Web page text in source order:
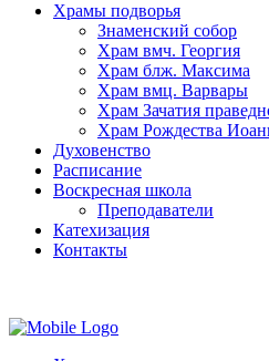
Храмы подворья
Знаменский собор
Храм вмч. Георгия
Храм блж. Максима
Храм вмц. Варвары
Храм Зачатия
Храм Рождества
Духовенство
Расписание
Воскресная школа
Преподаватели
Катехизация
Контакты